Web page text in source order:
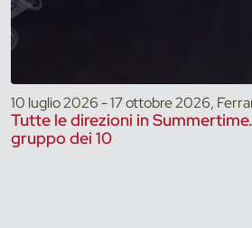
10 luglio 2026 - 17 ottobre 2026,
Tutte le direzioni in
gruppo dei 10